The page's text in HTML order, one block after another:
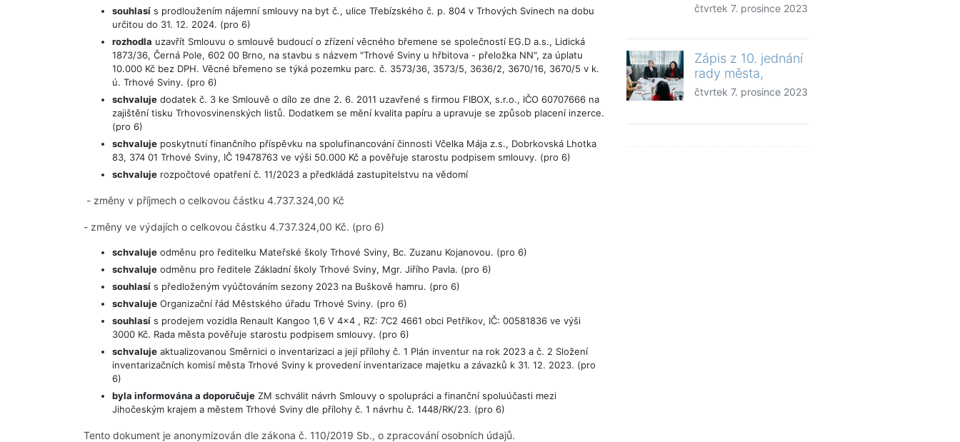
souhlasí s prodloužením nájemní smlouvy na byt č., ulice Třebízského č. p. 804 v Trhových Svinech na dobu
určitou do 31. 12. 2024. (pro 6)
rozhodla uzavřít Smlouvu o smlouvě budoucí o zřízení věcného břemene se společností EG.D a.s., Lidická
1873/36, Černá Pole, 602 00 Brno, na stavbu s názvem "Trhové Sviny u hřbitova - přeložka NN", za úplatu
10.000 Kč bez DPH. Věcné břemeno se týká pozemku parc. č. 3573/36, 3573/5, 3636/2, 3670/16, 3670/5 v k.
ú. Trhové Sviny. (pro 6)
schvaluje dodatek č. 3 ke Smlouvě o dílo ze dne 2. 6. 2011 uzavřené s firmou FIBOX, s.r.o., IČO 60707666 na
zajištění tisku Trhovosvinenských listů. Dodatkem se mění kvalita papíru a upravuje se způsob placení inzerce.
(pro 6)
schvaluje poskytnutí finančního příspěvku na spolufinancování činnosti Včelka Mája z.s., Dobrkovská Lhotka
83, 374 01 Trhové Sviny, IČ 19478763 ve výši 50.000 Kč a pověřuje starostu podpisem smlouvy. (pro 6)
schvaluje rozpočtové opatření č. 11/2023 a předkládá zastupitelstvu na vědomí
- změny v příjmech o celkovou částku 4.737.324,00 Kč
- změny ve výdajích o celkovou částku 4.737.324,00 Kč. (pro 6)
schvaluje odměnu pro ředitelku Mateřské školy Trhové Sviny, Bc. Zuzanu Kojanovou. (pro 6)
schvaluje odměnu pro ředitele Základní školy Trhové Sviny, Mgr. Jiřího Pavla. (pro 6)
souhlasí s předloženým vyúčtováním sezony 2023 na Buškově hamru. (pro 6)
schvaluje Organizační řád Městského úřadu Trhové Sviny. (pro 6)
souhlasí s prodejem vozidla Renault Kangoo 1,6 V 4x4 , RZ: 7C2 4661 obci Petříkov, IČ: 00581836 ve výši
3000 Kč. Rada města pověřuje starostu podpisem smlouvy. (pro 6)
schvaluje aktualizovanou Směrnici o inventarizaci a její přílohy č. 1 Plán inventur na rok 2023 a č. 2 Složení
inventarizačních komisí města Trhové Sviny k provedení inventarizace majetku a závazků k 31. 12. 2023. (pro
6)
byla informována a doporučuje ZM schválit návrh Smlouvy o spolupráci a finanční spoluúčasti mezi
Jihočeským krajem a městem Trhové Sviny dle přílohy č. 1 návrhu č. 1448/RK/23. (pro 6)
Tento dokument je anonymizován dle zákona č. 110/2019 Sb., o zpracování osobních údajů.
čtvrtek 7. prosince 2023
Zápis z 10. jednání
rady města,
čtvrtek 7. prosince 2023